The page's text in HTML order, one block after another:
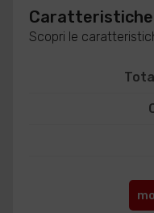
Caratteristiche
Scopri le